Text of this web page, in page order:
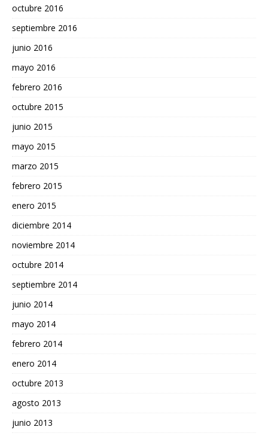
octubre 2016
septiembre 2016
junio 2016
mayo 2016
febrero 2016
octubre 2015
junio 2015
mayo 2015
marzo 2015
febrero 2015
enero 2015
diciembre 2014
noviembre 2014
octubre 2014
septiembre 2014
junio 2014
mayo 2014
febrero 2014
enero 2014
octubre 2013
agosto 2013
junio 2013